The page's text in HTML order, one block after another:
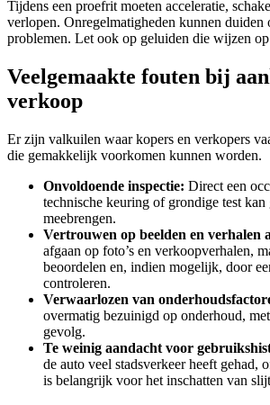
Tijdens een proefrit moeten acceleratie,
verlopen. Onregelmatigheden kunnen duiden
problemen. Let ook op geluiden die wijzen
Veelgemaakte fouten bij
verkoop
Er zijn valkuilen waar kopers en verkopers
die gemakkelijk voorkomen kunnen worden.
Onvoldoende inspectie: Direct een
technische keuring of grondige test kan
meebrengen.
Vertrouwen op beelden en verhalen
afgaan op foto’s en verkoopverhalen,
beoordelen en, indien mogelijk, door
controleren.
Verwaarlozen van
overmatig bezuinigd op onderhoud,
gevolg.
Te weinig aandacht voor
de auto veel stadsverkeer heeft gehad,
is belangrijk voor het inschatten van